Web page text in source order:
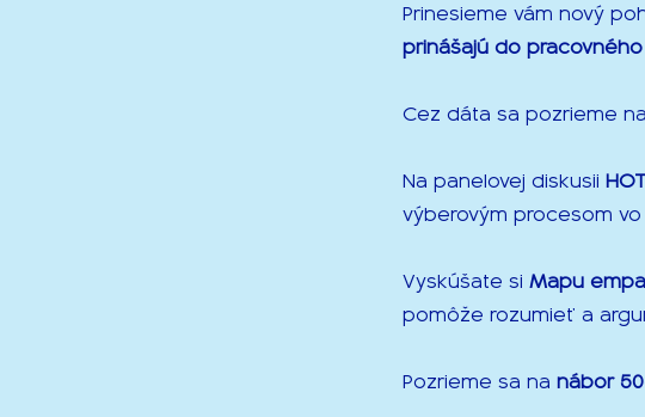
Prinesieme vám nový
prinášajú do
Cez dáta sa pozrieme na
Na panelovej diskusii
výberovým procesom vo
Vyskúšate si Mapu
pomôže rozumieť a
Pozrieme sa na nábor